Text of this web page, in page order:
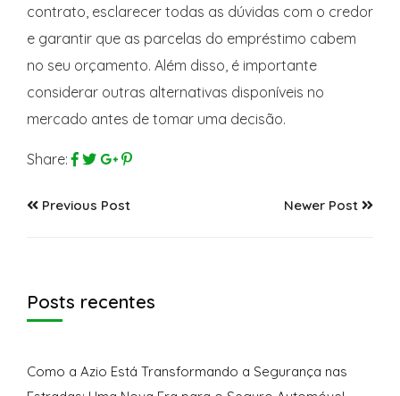
contrato, esclarecer todas as dúvidas com o credor
e garantir que as parcelas do empréstimo cabem
no seu orçamento. Além disso, é importante
considerar outras alternativas disponíveis no
mercado antes de tomar uma decisão.
Share:
Previous Post Newer Post
Posts recentes
Como a Azio Está Transformando a Segurança nas